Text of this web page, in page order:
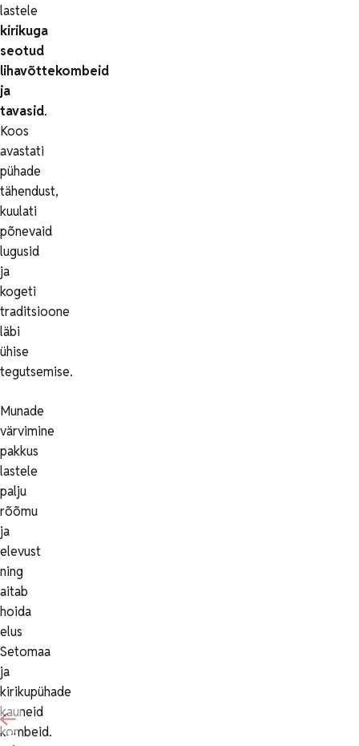
lastele
kirikuga
seotud
lihavõttekombeid
ja
tavasid.
Koos
avastati
pühade
tähendust,
kuulati
põnevaid
lugusid
ja
kogeti
traditsioone
läbi
ühise
tegutsemise.
Munade
värvimine
pakkus
lastele
palju
rõõmu
ja
elevust
ning
aitab
hoida
elus
Setomaa
ja
kirikupühade
kauneid
kombeid.